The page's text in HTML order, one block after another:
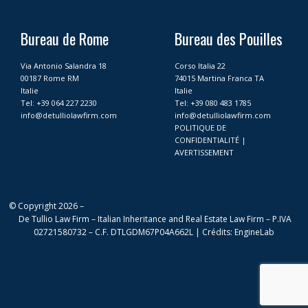
o
o
d b
e
Bureau de Rome
Via Antonio Salandra 18
00187 Rome RM
Italie
Tel: +39 064 227 2230
info@detulliolawfirm.com
Bureau des Pouilles
Corso Italia 22
74015 Martina Franca TA
Italie
Tel: +39 080 483 1785
info@detulliolawfirm.com
POLITIQUE DE
CONFIDENTIALITÉ |
AVERTISSEMENT
© Copyright 2026 –
De Tullio Law Firm – Italian Inheritance and Real Estate Law Firm – P.IVA
02721580732 – C.F. DTLGDM67P04A662L | Crédits: EngineLab